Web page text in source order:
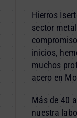
Hierros
sector
inicios,
muchos
acero en
Más de 40
nuestra